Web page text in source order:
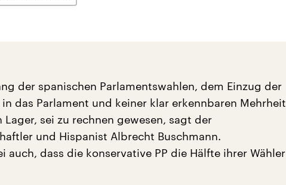
der spanischen Parlamentswahlen, dem Einzug der
das Parlament und keiner klar erkennbaren Mehrheit
sei zu rechnen gewesen, sagt der
und Hispanist Albrecht Buschmann.
auch, dass die konservative PP die Hälfte ihrer Wähler